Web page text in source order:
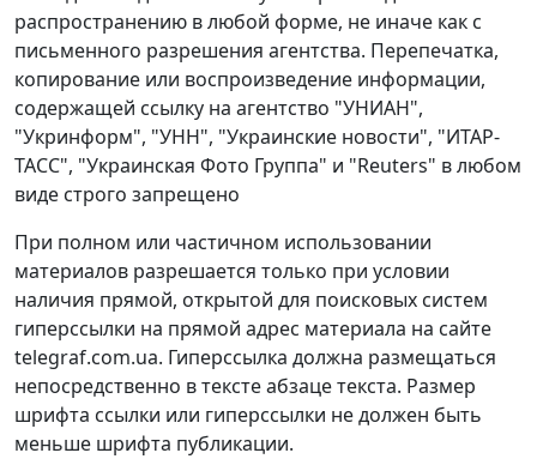
распространению в любой форме, не иначе как с
письменного разрешения агентства. Перепечатка,
копирование или воспроизведение информации,
содержащей ссылку на агентство "УНИАН",
"Укринформ", "УНН", "Украинские новости", "ИТАР-
ТАСС", "Украинская Фото Группа" и "Reuters" в любом
виде строго запрещено
При полном или частичном использовании
материалов разрешается только при условии
наличия прямой, открытой для поисковых систем
гиперссылки на прямой адрес материала на сайте
telegraf.com.ua. Гиперссылка должна размещаться
непосредственно в тексте абзаце текста. Размер
шрифта ссылки или гиперссылки не должен быть
меньше шрифта публикации.